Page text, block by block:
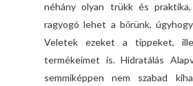
néhány olyan trükk és
ragyogó lehet a bőrünk,
Veletek ezeket a tippeket,
termékeimet is. Hidratálás
semmiképpen nem szabad